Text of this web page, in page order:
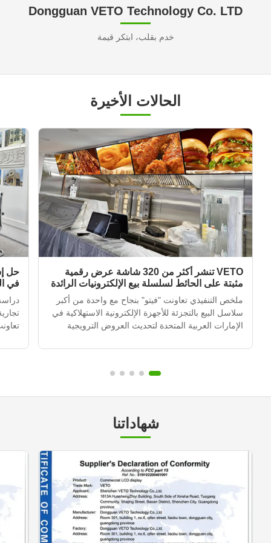
Dongguan VETO Technology Co. LTD
خدم بقلب، ابتكر قيمة
الحالات الأخيرة
VETO تنشر أكثر من 320 شاشة عرض رقمية
مثبتة على الحائط لسلسلة بيع الإلكترونيات الرائدة
في الإمارات العربية المتحدة
ملخص التنفيذي تعاونت "فيتو" بنجاح مع واحدة من أكبر
سلاسل البيع بالتجزئة للأجهزة الإلكترونية الاستهلاكية في
الإمارات العربية المتحدة لتحديث العروض الترويجية
نشر أكثر من 320 وحدة إشارة رقمية مثبتة على الجدار
حل
في
شهاداتنا